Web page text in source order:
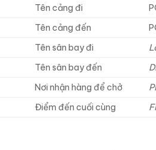
Tên cảng đi
Tên cảng đến
Tên sân bay đi
Tên sân bay đến
Nơi nhận hàng để chở
Điểm đến cuối cùng